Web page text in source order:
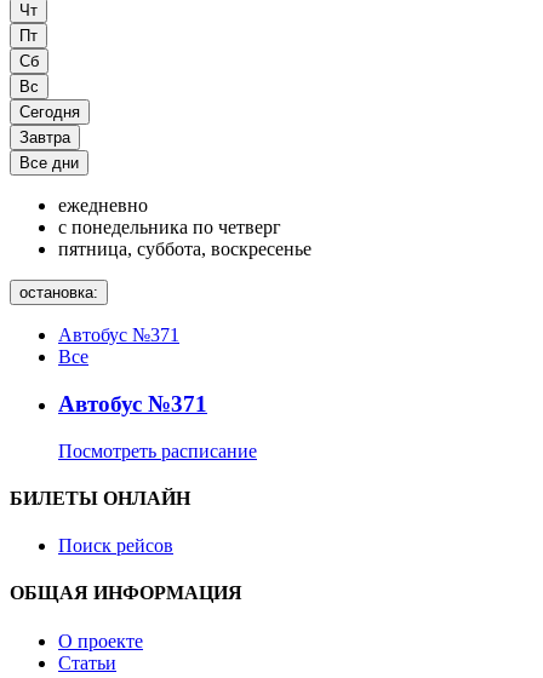
Чт
Пт
Сб
Вс
Сегодня
Завтра
Все дни
ежедневно
с понедельника по четверг
пятница, суббота, воскресенье
остановка:
Автобус №371
Все
Автобус №371
Посмотреть расписание
БИЛЕТЫ ОНЛАЙН
Поиск рейсов
ОБЩАЯ ИНФОРМАЦИЯ
О проекте
Статьи